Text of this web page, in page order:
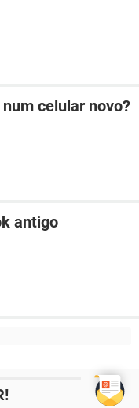
celular novo?
antigo